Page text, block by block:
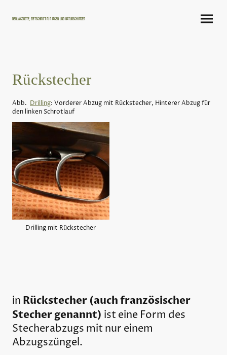
Der Jagdbote, Zeitschrift für Jäger und Naturschützer
Rückstecher
Abb. Drilling: Vorderer Abzug mit Rückstecher, Hinterer Abzug für
den linken Schrotlauf
Drilling mit Rückstecher
in Rückstecher (auch französischer
Stecher genannt) ist eine Form des
Stecherabzugs mit nur einem
Abzugszüngel.